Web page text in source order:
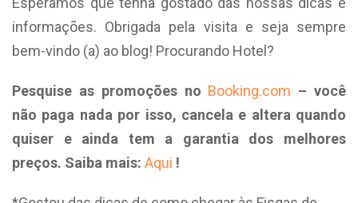
informações. Obrigada pela visita e seja sempre
bem-vindo (a) ao blog! Procurando Hotel?
Pesquise as promoções no Booking.com – você
não paga nada por isso, cancela e altera quando
quiser e ainda tem a garantia dos melhores
preços. Saiba mais: Aqui !